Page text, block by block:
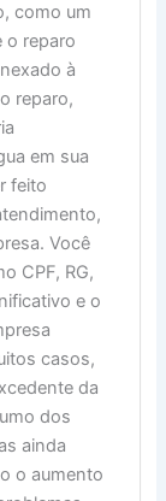
como um
o reparo
à
reparo,
em sua
feito
Você
CPF, RG,
e o
casos,
da
dos
ainda
o aumento